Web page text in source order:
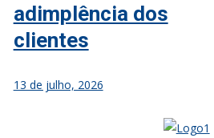
adimplência dos
clientes
13 de julho, 2026